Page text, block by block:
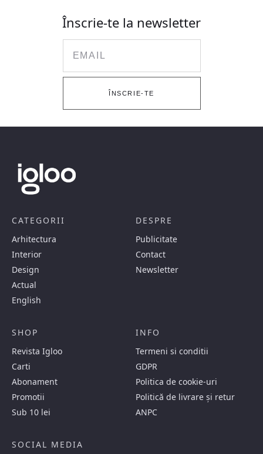
Înscrie-te la newsletter
ÎNSCRIE-TE
CATEGORII
Arhitectura
Interior
Design
Actual
English
DESPRE
Publicitate
Contact
Newsletter
SHOP
Revista Igloo
Carti
Abonament
Promotii
Sub 10 lei
INFO
Termeni si conditii
GDPR
Politica de cookie-uri
Politică de livrare și retur
ANPC
SOCIAL MEDIA